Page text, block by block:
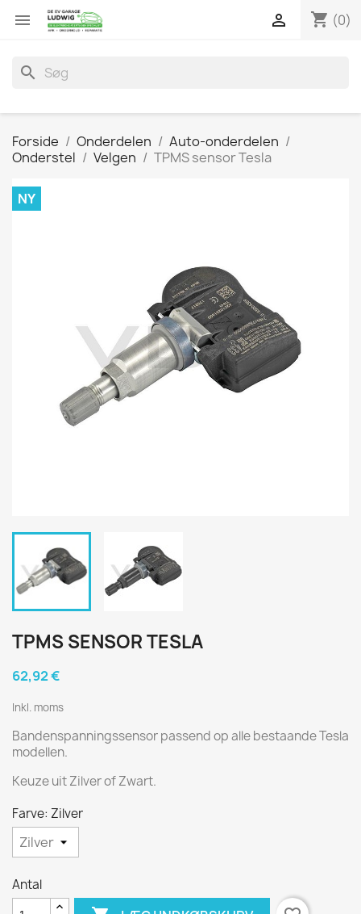
 shopping_cart (0)

search
Forside Onderdelen
Auto-onderdelen
Onderstel
Velgen TPMS sensor Tesla
NY
TPMS SENSOR TESLA
62,92 €
Inkl. moms
Bandenspanningssensor passend op alle bestaande Tesla
modellen.
Keuze uit Zilver of Zwart.
Farve: Zilver
Antal